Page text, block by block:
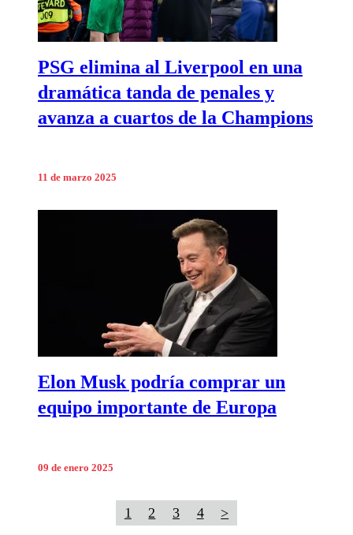
PSG elimina al Liverpool en una
dramática tanda de penales y
avanza a cuartos de la Champions
11 de marzo 2025
Elon Musk podría comprar un
equipo importante de Europa
09 de enero 2025
1 2 3 4 >